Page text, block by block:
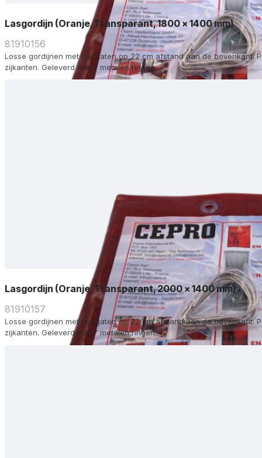
Lasgordijn (Oranje, Transparant, 1800 x 1400 mm)
81910156
Losse gordijnen met ringgaten op 22 cm afstand aan de bovenkant.
zijkanten. Geleverd met 7 metalen ringen.
Lasgordijn (Oranje, Transparant, 2000 x 1400 mm)
81910157
Losse gordijnen met ringgaten op 22 cm afstand aan de bovenkant.
zijkanten. Geleverd met 7 metalen ringen.